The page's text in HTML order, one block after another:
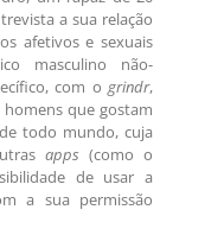
a sua relação
afetivos e sexuais
masculino não-
com o grindr,
que gostam
todo mundo, cuja
apps (como o
de usar a
a sua permissão